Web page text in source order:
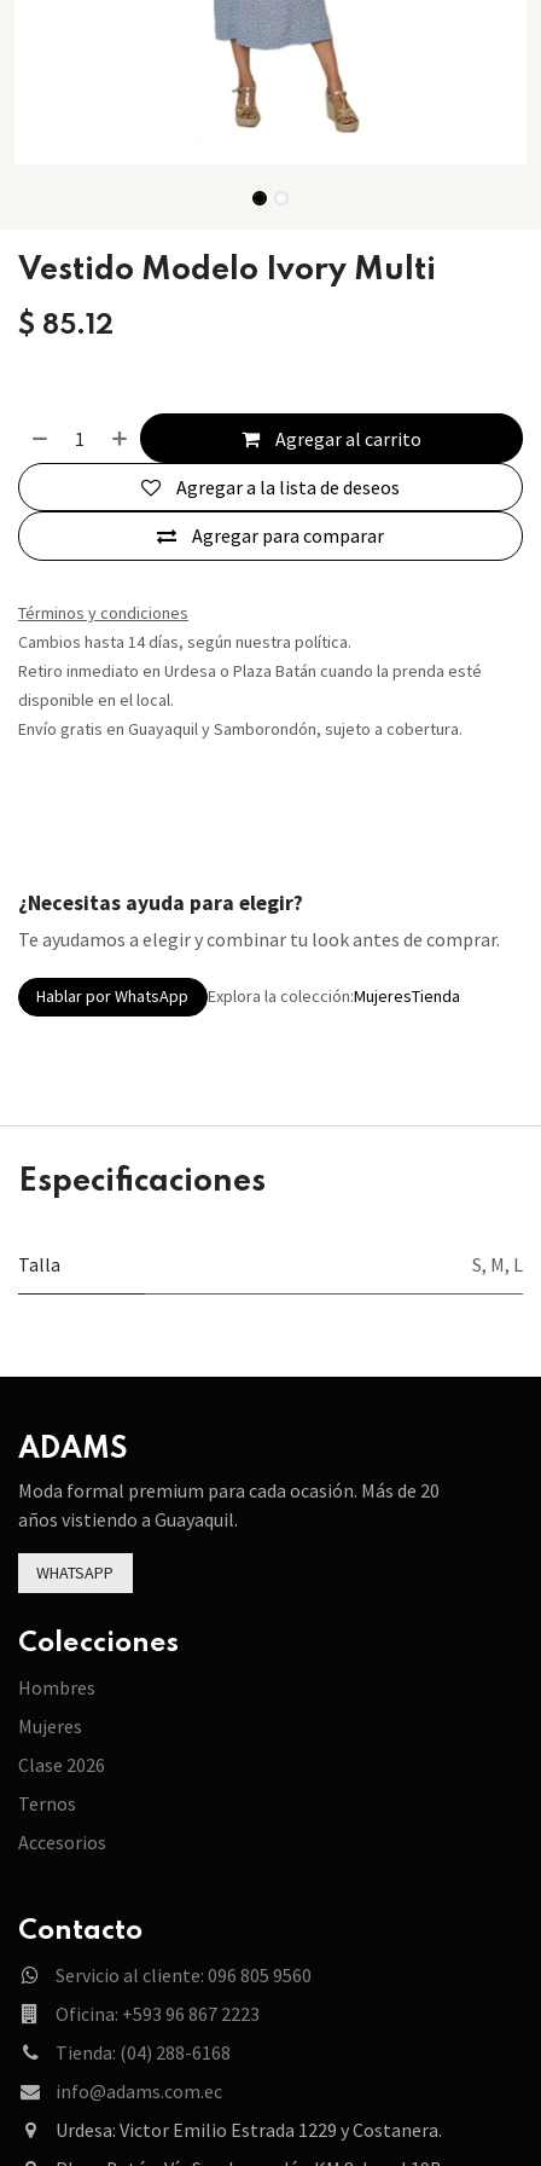
Vestido Modelo Ivory Multi
$ 85.12
Agregar al carrito
Agregar para comparar
Agregar a la lista de deseos
Términos y condiciones
Cambios hasta 14 días, según nuestra política.
Retiro inmediato en Urdesa o Plaza Batán cuando la prenda esté
disponible en el local.
Envío gratis en Guayaquil y Samborondón, sujeto a cobertura.
¿Necesitas ayuda para elegir?
Te ayudamos a elegir y combinar tu look antes de comprar.
Hablar por WhatsApp Explora la colección:MujeresTienda
Especificaciones
Talla S, M, L
ADAMS
Moda formal premium para cada ocasión. Más de 20
años vistiendo a Guayaquil.
WHATSAPP
Colecciones
Hombres
Mujeres
Clase 2026
Ternos
Accesorios
Contacto
Servicio al cliente: 096 805 9560
Oficina: +593 96 867 2223
Tienda: (04) 288-6168
info@adams.com.ec
Urdesa: Victor Emilio Estrada 1229 y Costanera.